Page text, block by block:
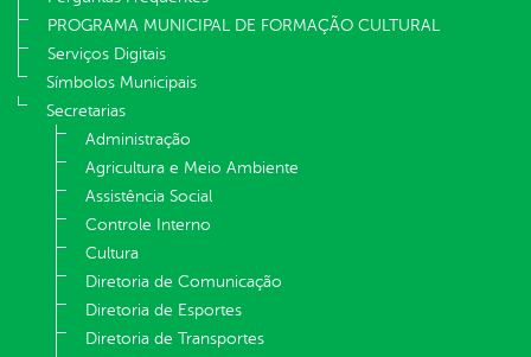
PROGRAMA MUNICIPAL DE FORMAÇÃO CULTURAL
Serviços Digitais
Símbolos Municipais
Secretarias
Administração
Agricultura e Meio Ambiente
Assistência Social
Controle Interno
Cultura
Diretoria de Comunicação
Diretoria de Esportes
Diretoria de Transportes